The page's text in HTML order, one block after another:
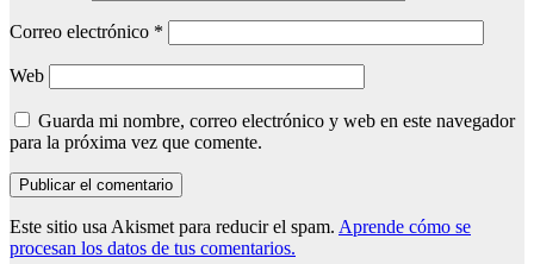
Correo electrónico *
Web
Guarda mi nombre, correo electrónico y web en este navegador
para la próxima vez que comente.
Este sitio usa Akismet para reducir el spam. Aprende cómo se
procesan los datos de tus comentarios.